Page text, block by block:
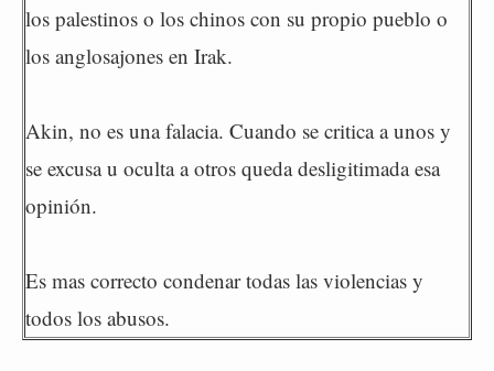
los palestinos o los chinos con su propio pueblo o
los anglosajones en Irak.
Akin, no es una falacia. Cuando se critica a unos y
se excusa u oculta a otros queda desligitimada esa
opinión.
Es mas correcto condenar todas las violencias y
todos los abusos.